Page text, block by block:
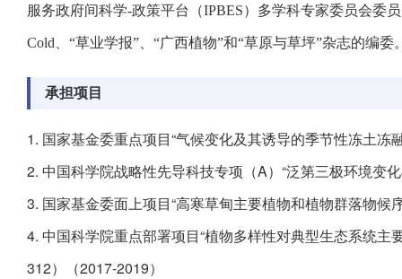
服务政府间科学-政策平台（IPBES）多学科专家委员会委
Cold 、“草业学报”、“广西植物”和“草原与草坪”杂志的编委
承担项目
1. 国家基金委重点项目“气候变化及其诱导的季节性冻土
2. 中国科学院战略性先导科技专项（A）“泛第三极环境变
3. 国家基金委面上项目“高寒草甸主要植物和植物群落物
4. 中国科学院重点部署项目“植物多样性对典型生态系统
312）（2017-2019）